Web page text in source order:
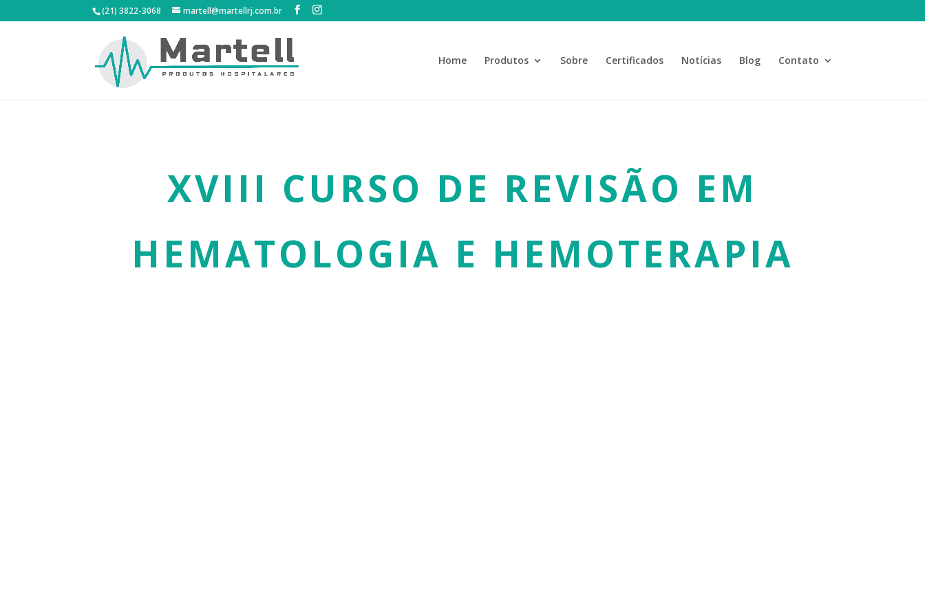
(21) 3822-3068 martell@martellrj.com.br
Home Produtos Sobre Certificados Notícias Blog Contato
XVIII CURSO DE REVISÃO EM
HEMATOLOGIA E HEMOTERAPIA